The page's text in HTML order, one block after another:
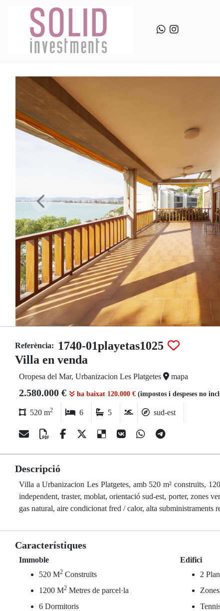
Referència:
1740-01playetas1025
Villa en venda
Oropesa del Mar, Urbanizacion Les Platgetes mapa
2.580.000 € ha baixat 120.000 € (impostos i despeses no
520 m2 6 5 sud-est
Descripció
Villa a Urbanizacion Les Platgetes, amb 520 m² construïts,
independent, traster, moblat, orientació sud-est, porter, zones
gas natural, aire condicionat fred / calor, alta subministraments
Característiques
Immoble
520 M2 Construïts
1200 M2 Metres de parcel·la
6 Dormitoris
Edifici
2